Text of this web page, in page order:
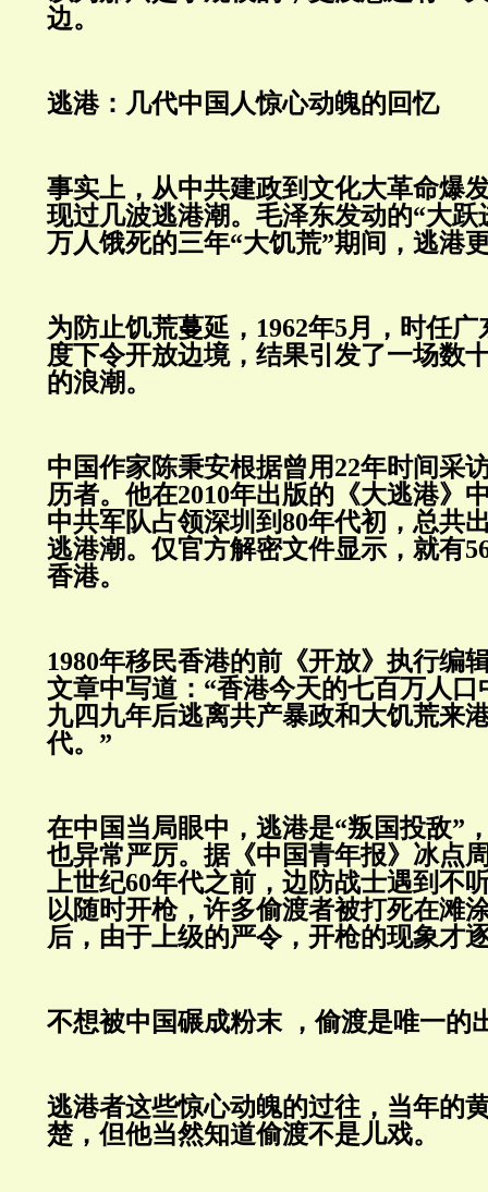
边。
逃港：几代中国人惊心动魄的回忆
事实上，从中共建政到文化大革命爆
现过几波逃港潮。毛泽东发动的“大跃
万人饿死的三年“大饥荒”期间，逃港
为防止饥荒蔓延，1962年5月，时任
度下令开放边境，结果引发了一场数
的浪潮。
中国作家陈秉安根据曾用22年时间采
历者。他在2010年出版的《大逃港》
中共军队占领深圳到80年代初，总共
逃港潮。仅官方解密文件显示，就有
香港。
1980年移民香港的前《开放》执行编
文章中写道：“香港今天的七百万人
九四九年后逃离共产暴政和大饥荒来
代。”
在中国当局眼中，逃港是“叛国投敌”
也异常严厉。据《中国青年报》冰点
上世纪60年代之前，边防战士遇到不
以随时开枪，许多偷渡者被打死在滩
后，由于上级的严令，开枪的现象才
不想被中国碾成粉末 ，偷渡是唯一的
逃港者这些惊心动魄的过往，当年的
楚，但他当然知道偷渡不是儿戏。